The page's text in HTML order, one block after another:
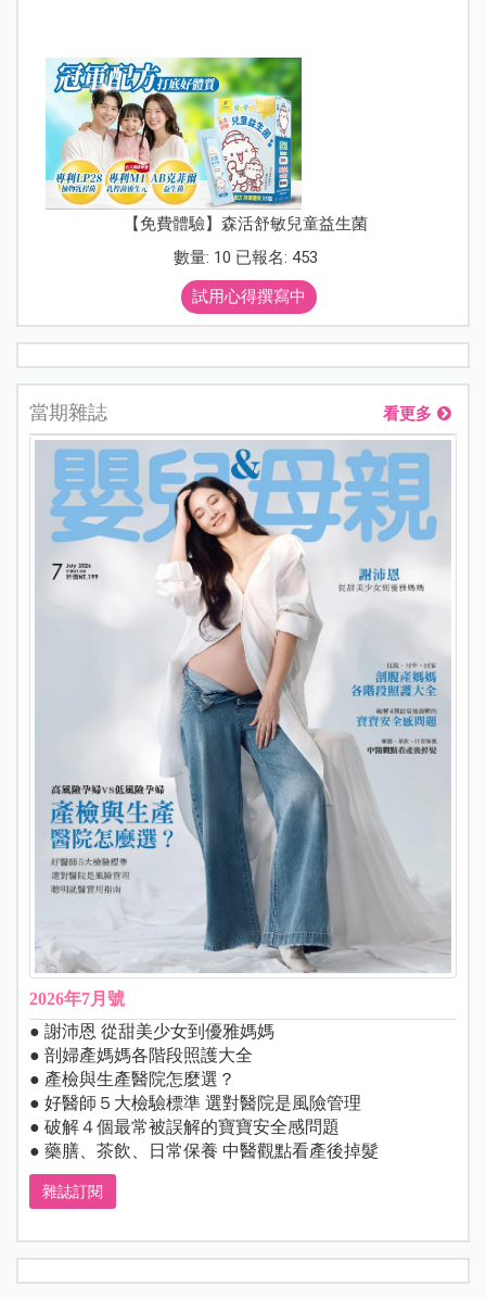
【免費體驗】森活舒敏兒童益生菌
數量: 10 已報名: 453
試用心得撰寫中
當期雜誌 看更多
2026年7月號
● 謝沛恩 從甜美少女到優雅媽媽
● 剖婦產媽媽各階段照護大全
● 產檢與生產醫院怎麼選？
● 好醫師５大檢驗標準 選對醫院是風險管理
● 破解４個最常被誤解的寶寶安全感問題
● 藥膳、茶飲、日常保養 中醫觀點看產後掉髮
雜誌訂閱